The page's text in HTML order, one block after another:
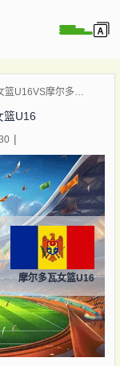
直布罗陀女篮U16VS摩尔多瓦女篮U16
篮U16
摩尔多瓦女篮U16